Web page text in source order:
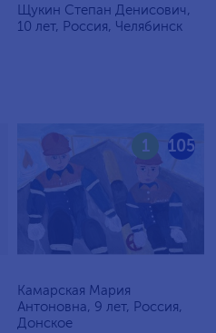
Щукин Степан Денисович,
10 лет, Россия, Челябинск
105
1
Камарская Мария
Антоновна, 9 лет, Россия,
Донское